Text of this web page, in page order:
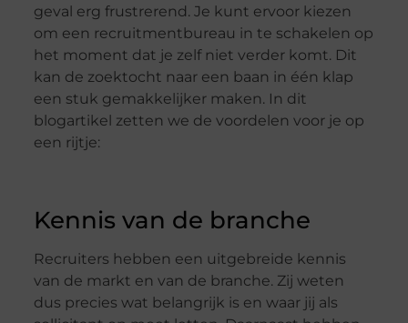
geval erg frustrerend. Je kunt ervoor kiezen
om een recruitmentbureau in te schakelen op
het moment dat je zelf niet verder komt. Dit
kan de zoektocht naar een baan in één klap
een stuk gemakkelijker maken. In dit
blogartikel zetten we de voordelen voor je op
een rijtje:
Kennis van de branche
Recruiters hebben een uitgebreide kennis
van de markt en van de branche. Zij weten
dus precies wat belangrijk is en waar jij als